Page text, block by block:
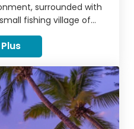
surrounded with
fishing village of
energy and
It is considered a
destination. Tamarin
its waves,its gray
incredible sunset.